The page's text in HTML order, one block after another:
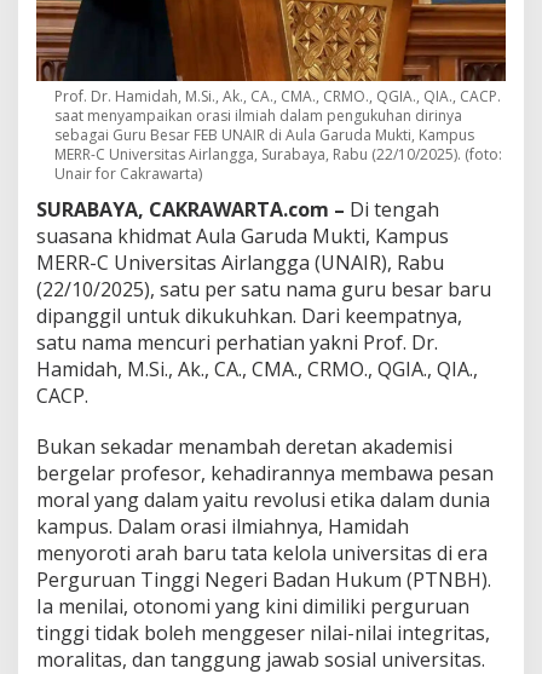
n
y
u
a
r
a
k
n
R
e
v
o
l
u
s
i
i
k
a
d
i
D
n
i
a
K
Prof. Dr. Hamidah, M.Si., Ak., CA., CMA., CRMO., QGIA., QIA., CACP.
saat menyampaikan orasi ilmiah dalam pengukuhan dirinya
sebagai Guru Besar FEB UNAIR di Aula Garuda Mukti, Kampus
MERR-C Universitas Airlangga, Surabaya, Rabu (22/10/2025). (foto:
Unair for Cakrawarta)
SURABAYA, CAKRAWARTA.com – Di tengah
suasana khidmat Aula Garuda Mukti, Kampus
MERR-C Universitas Airlangga (UNAIR), Rabu
(22/10/2025), satu per satu nama guru besar baru
dipanggil untuk dikukuhkan. Dari keempatnya,
satu nama mencuri perhatian yakni Prof. Dr.
Hamidah, M.Si., Ak., CA., CMA., CRMO., QGIA., QIA.,
CACP.
Bukan sekadar menambah deretan akademisi
bergelar profesor, kehadirannya membawa pesan
moral yang dalam yaitu revolusi etika dalam dunia
kampus. Dalam orasi ilmiahnya, Hamidah
menyoroti arah baru tata kelola universitas di era
Perguruan Tinggi Negeri Badan Hukum (PTNBH).
Ia menilai, otonomi yang kini dimiliki perguruan
tinggi tidak boleh menggeser nilai-nilai integritas,
moralitas, dan tanggung jawab sosial universitas.